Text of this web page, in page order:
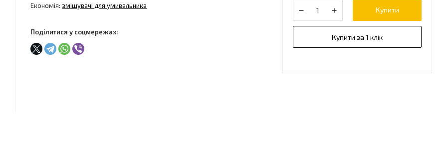
Економія: змішувачі для умивальника
Поділитися у соцмережах:
Купити
Купити за 1 клік